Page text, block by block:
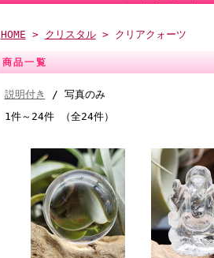
HOME > クリスタル> クリアクォーツ
商品一覧
説明付き
/ 写真のみ
1件～24件 （全24件）